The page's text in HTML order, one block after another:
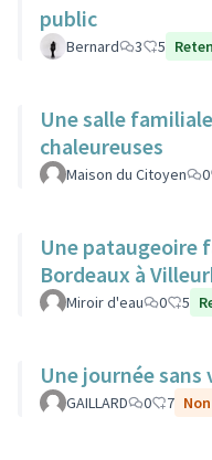
public
Bernard 3 5
Une salle
chaleureuses
Maison du Citoyen 0
Une pataugeoire
Bordeaux à
Miroir d'eau 0 5
Une journée
GAILLARD 0 7